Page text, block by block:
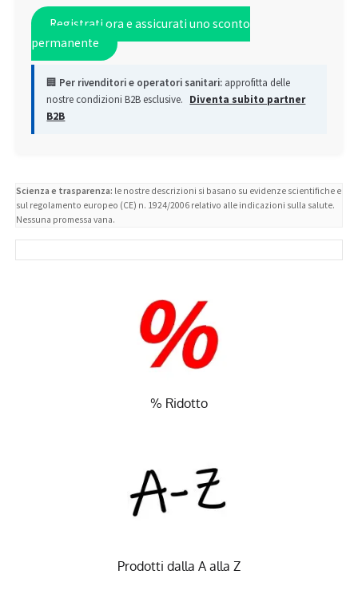
Registrati ora e assicurati uno sconto
permanente
🏢 Per rivenditori e operatori sanitari: approfitta delle
nostre condizioni B2B esclusive. Diventa subito partner
B2B
Scienza e trasparenza: le nostre descrizioni si basano su evidenze scientifiche e
sul regolamento europeo (CE) n. 1924/2006 relativo alle indicazioni sulla salute.
Nessuna promessa vana.
% Ridotto
Prodotti dalla A alla Z